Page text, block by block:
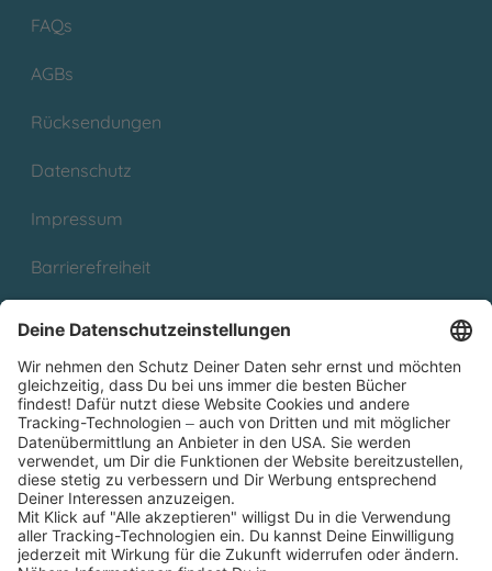
FAQs
AGBs
Rücksendungen
Datenschutz
Impressum
Barrierefreiheit
Partnerprogramm (Affiliate)
Folge uns auf
* Versandkostenfrei ab 9,00 € Bestellwert innerhalb